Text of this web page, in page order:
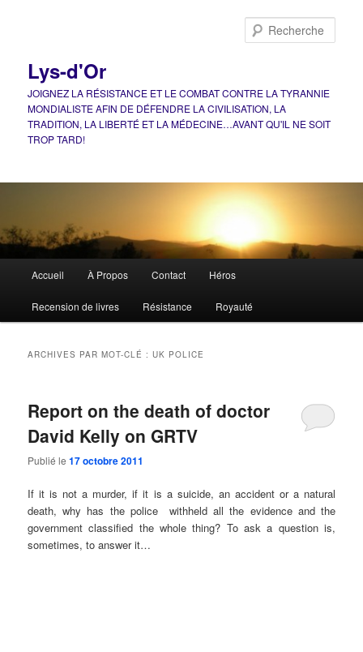
Lys-d'Or
JOIGNEZ LA RÉSISTANCE ET LE COMBAT CONTRE LA TYRANNIE
MONDIALISTE AFIN DE DÉFENDRE LA CIVILISATION, LA
TRADITION, LA LIBERTÉ ET LA MÉDECINE…AVANT QU'IL NE SOIT
TROP TARD!
principal
Accueil À Propos Contact Héros
Recension de livres Résistance Royauté
ARCHIVES PAR MOT-CLÉ :UK POLICE
Report on the death of doctor
David Kelly on GRTV
Publié le17 octobre 2011
If it is not a murder, if it is a suicide, an accident or a natural
death, why has the police withheld all the evidence and the
government classified the whole thing? To ask a question is,
sometimes, to answer it…